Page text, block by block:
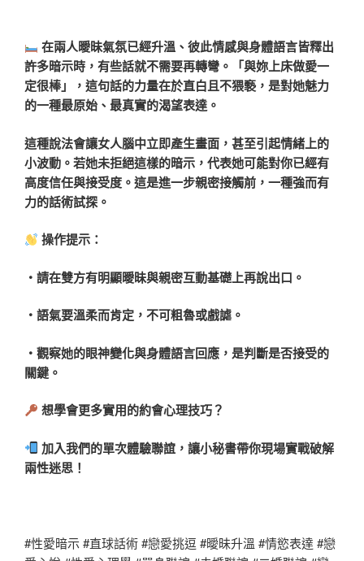
在兩人曖昧氣氛已經升溫、彼此情感與身體語言皆釋出
許多暗示時，有些話就不需要再轉彎。「與妳上床做愛一
定很棒」，這句話的力量在於直白且不猥褻，是對她魅力
的一種最原始、最真實的渴望表達。
這種說法會讓女人腦中立即產生畫面，甚至引起情緒上的
小波動。若她未拒絕這樣的暗示，代表她可能對你已經有
高度信任與接受度。這是進一步親密接觸前，一種強而有
力的話術試探。
操作提示：
・請在雙方有明顯曖昧與親密互動基礎上再說出口。
・語氣要溫柔而肯定，不可粗魯或戲謔。
・觀察她的眼神變化與身體語言回應，是判斷是否接受的
關鍵。
想學會更多實用的約會心理技巧？
加入我們的單次體驗聯誼，讓小秘書帶你現場實戰破解
兩性迷思！
#性愛暗示 #直球話術 #戀愛挑逗 #曖昧升溫 #情慾表達 #戀